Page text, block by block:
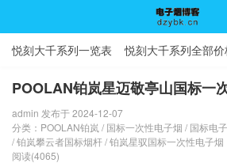
电子烟博客
悦刻大千系列一览表 悦刻大千系列全部
POOLAN铂岚星迈敬亭山国标一
admin 发布于 2024-12-07
分类： POOLAN铂岚 / 国标一次性电子烟 / 国标电
/铂岚攀云者国标烟杆/铂岚星驭国标一次性电子烟
阅读(4065)